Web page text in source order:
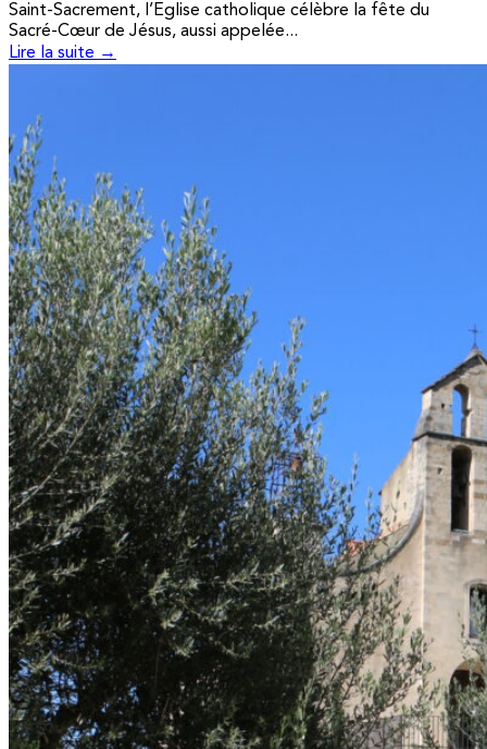
Saint-Sacrement, l’Eglise catholique célèbre la fête du
Sacré-Cœur de Jésus, aussi appelée...
Lire la suite →